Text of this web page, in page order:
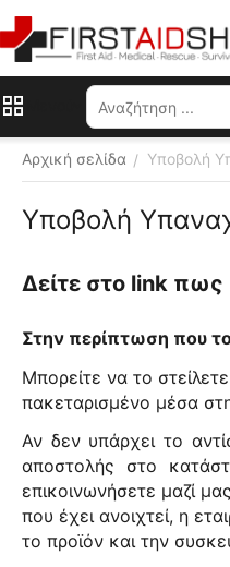
Αρχική σελίδα / Υποβολή
Υποβολή
Δείτε στο link πως
Στην περίπτωση που
Μπορείτε να το
πακεταρισμένο μέσα
Αν δεν υπάρχει το
αποστολής στο
επικοινωνήσετε μαζί
που έχει ανοιχτεί, η
το προϊόν και την